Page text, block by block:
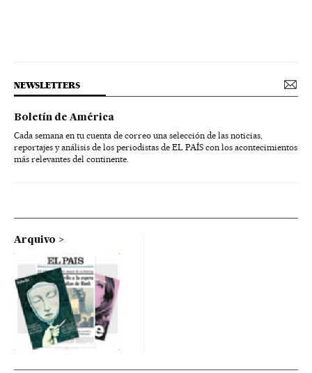
NEWSLETTERS
Boletín de América
Cada semana en tu cuenta de correo una selección de las noticias,
reportajes y análisis de los periodistas de EL PAÍS con los acontecimientos
más relevantes del continente.
Arquivo